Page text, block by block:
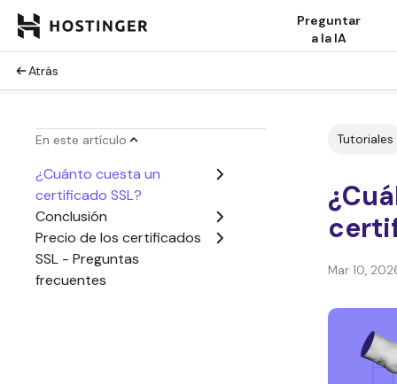
Preguntar
a la IA
Atrás
En este artículo
¿Cuánto cuesta un
certificado SSL?
Conclusión
Precio de los certificados
SSL - Preguntas
frecuentes
Tutoriales
Mar 10,